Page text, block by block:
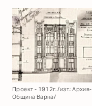
Проект - 1912г. /изт.: Архив-
Община Варна/